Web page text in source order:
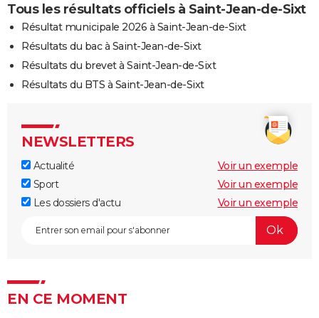
Tous les résultats officiels à Saint-Jean-de-Sixt
Résultat municipale 2026 à Saint-Jean-de-Sixt
Résultats du bac à Saint-Jean-de-Sixt
Résultats du brevet à Saint-Jean-de-Sixt
Résultats du BTS à Saint-Jean-de-Sixt
NEWSLETTERS
Actualité
Voir un exemple
Sport
Voir un exemple
Les dossiers d'actu
Voir un exemple
EN CE MOMENT